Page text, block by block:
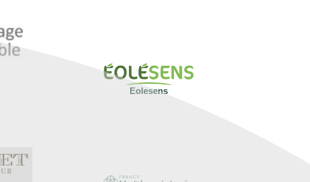
Eolesens